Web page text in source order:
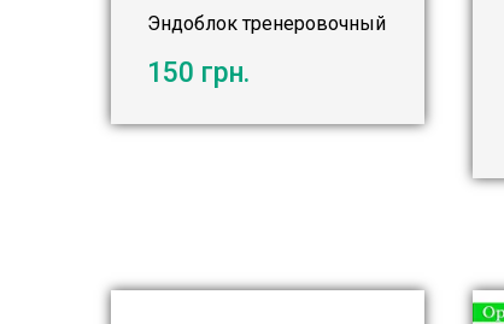
Эндоблок тренеровочный
150 грн.